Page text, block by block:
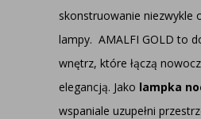
skonstruowanie niezwykle
lampy. AMALFI GOLD to
wnętrz, które łączą
elegancją. Jako lampka
wspaniale uzupełni